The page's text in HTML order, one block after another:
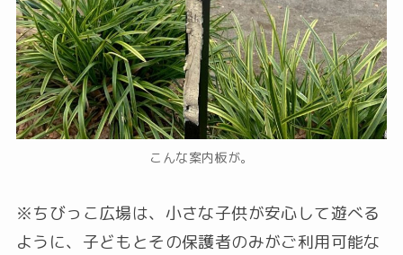
こんな案内板が。
※ちびっこ広場は、小さな子供が安心して遊べる
ように、子どもとその保護者のみがご利用可能な